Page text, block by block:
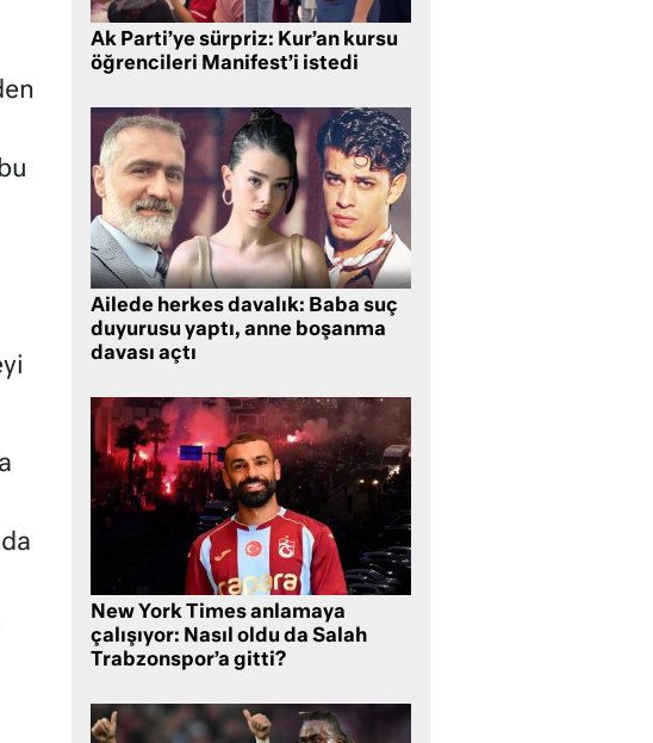
Ak Parti’ye sürpriz: Kur’an kursu
öğrencileri Manifest’i istedi
Ailede herkes davalık: Baba suç
duyurusu yaptı, anne boşanma
davası açtı
New York Times anlamaya
çalışıyor: Nasıl oldu da Salah
Trabzonspor’a gitti?